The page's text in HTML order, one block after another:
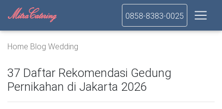
0858-8383-0025
Home Blog Wedding
37 Daftar Rekomendasi Gedung
Pernikahan di Jakarta 2026